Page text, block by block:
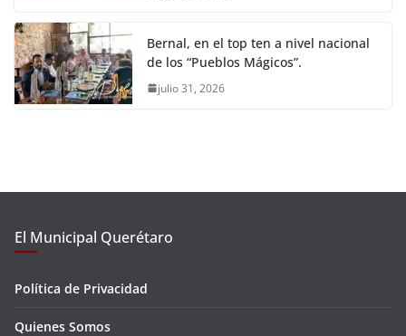
Bernal, en el top ten a nivel nacional
de los “Pueblos Mágicos”.
julio 31, 2026
El Municipal Querétaro
Política de Privacidad
Quienes Somos